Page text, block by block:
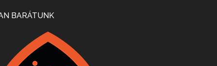
Apr 24, 2026 • 00:38:10
BARÁTUNK